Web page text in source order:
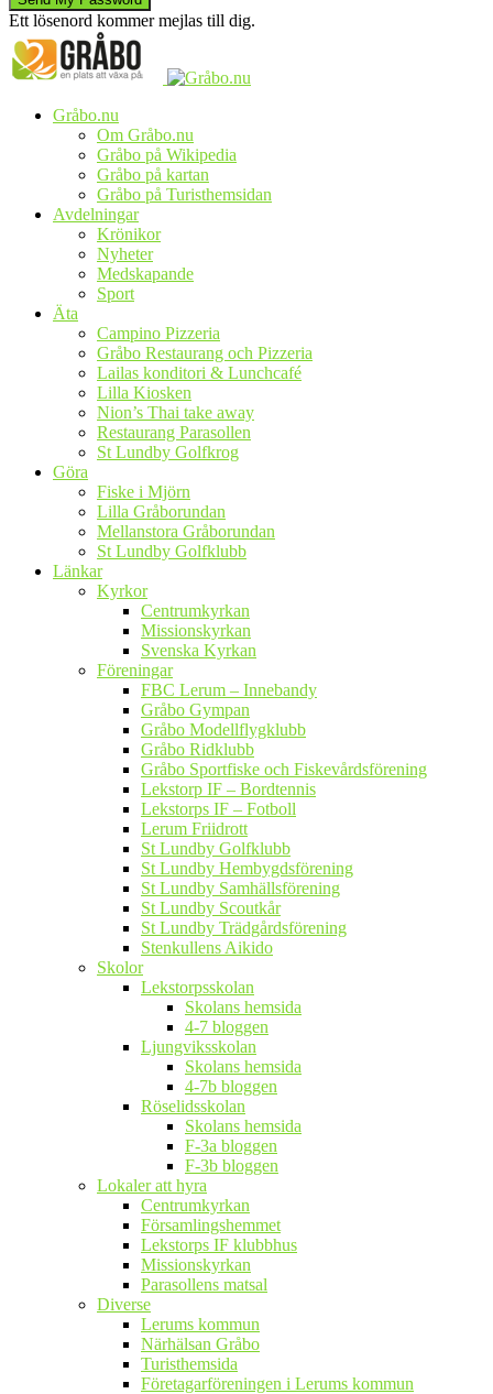
Ett lösenord kommer mejlas till dig.
Gråbo.nu
Om Gråbo.nu
Gråbo på Wikipedia
Gråbo på kartan
Gråbo på Turisthemsidan
Avdelningar
Krönikor
Nyheter
Medskapande
Sport
Äta
Campino Pizzeria
Gråbo Restaurang och Pizzeria
Lailas konditori & Lunchcafé
Lilla Kiosken
Nion’s Thai take away
Restaurang Parasollen
St Lundby Golfkrog
Göra
Fiske i Mjörn
Lilla Gråborundan
Mellanstora Gråborundan
St Lundby Golfklubb
Länkar
Kyrkor
Centrumkyrkan
Missionskyrkan
Svenska Kyrkan
Föreningar
FBC Lerum – Innebandy
Gråbo Gympan
Gråbo Modellflygklubb
Gråbo Ridklubb
Gråbo Sportfiske och Fiskevårdsförening
Lekstorp IF – Bordtennis
Lekstorps IF – Fotboll
Lerum Friidrott
St Lundby Golfklubb
St Lundby Hembygdsförening
St Lundby Samhällsförening
St Lundby Scoutkår
St Lundby Trädgårdsförening
Stenkullens Aikido
Skolor
Lekstorpsskolan
Skolans hemsida
4-7 bloggen
Ljungviksskolan
Skolans hemsida
4-7b bloggen
Röselidsskolan
Skolans hemsida
F-3a bloggen
F-3b bloggen
Lokaler att hyra
Centrumkyrkan
Församlingshemmet
Lekstorps IF klubbhus
Missionskyrkan
Parasollens matsal
Diverse
Lerums kommun
Närhälsan Gråbo
Turisthemsida
Företagarföreningen i Lerums kommun